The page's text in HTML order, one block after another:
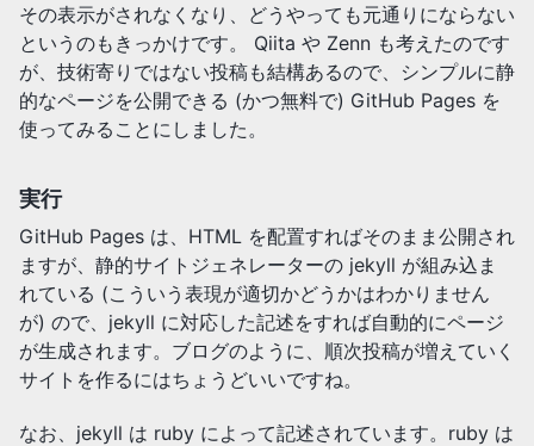
その表示がされなくなり、どうやっても元通りにならない
というのもきっかけです。 Qiita や Zenn も考えたのです
が、技術寄りではない投稿も結構あるので、シンプルに静
的なページを公開できる (かつ無料で) GitHub Pages を
使ってみることにしました。
実行
GitHub Pages は、HTML を配置すればそのまま公開され
ますが、静的サイトジェネレーターの jekyll が組み込ま
れている (こういう表現が適切かどうかはわかりません
が) ので、jekyll に対応した記述をすれば自動的にページ
が生成されます。ブログのように、順次投稿が増えていく
サイトを作るにはちょうどいいですね。
なお、jekyll は ruby によって記述されています。ruby は